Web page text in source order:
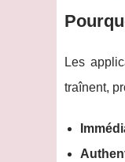
Les
traînent,